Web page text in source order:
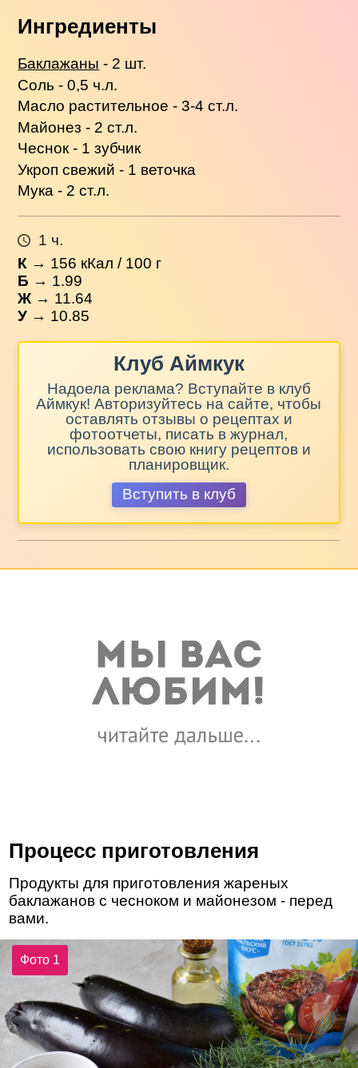
Ингредиенты
Баклажаны - 2 шт.
Соль - 0,5 ч.л.
Масло растительное - 3-4 ст.л.
Майонез - 2 ст.л.
Чеснок - 1 зубчик
Укроп свежий - 1 веточка
Мука - 2 ст.л.
1 ч.
К → 156 кКал / 100 г
Б → 1.99
Ж → 11.64
У → 10.85
Клуб Аймкук
Надоела реклама? Вступайте в клуб
Аймкук! Авторизуйтесь на сайте, чтобы
оставлять отзывы о рецептах и
фотоотчеты, писать в журнал,
использовать свою книгу рецептов и
планировщик.
Вступить в клуб
Процесс приготовления
Продукты для приготовления жареных
баклажанов с чесноком и майонезом - перед
вами.
Фото 1